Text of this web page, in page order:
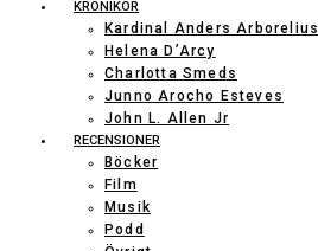
KRÖNIKOR
Kardinal Anders Arborelius
Helena D’Arcy
Charlotta Smeds
Junno Arocho Esteves
John L. Allen Jr
RECENSIONER
Böcker
Film
Musik
Podd